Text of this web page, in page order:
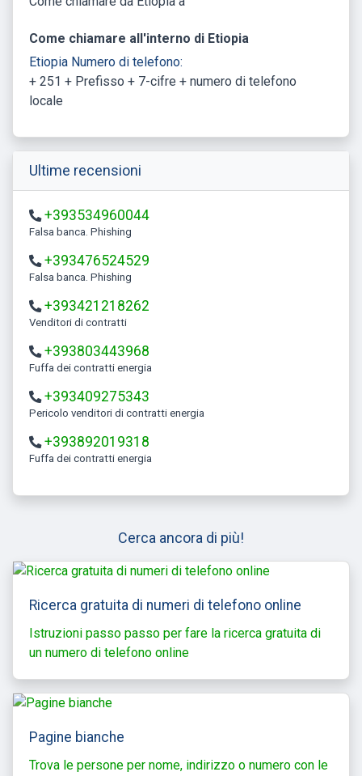
Come chiamare all'interno di Etiopia
Etiopia Numero di telefono:
+ 251 + Prefisso + 7-cifre + numero di telefono
locale
Ultime recensioni
+393534960044
Falsa banca. Phishing
+393476524529
Falsa banca. Phishing
+393421218262
Venditori di contratti
+393803443968
Fuffa dei contratti energia
+393409275343
Pericolo venditori di contratti energia
+393892019318
Fuffa dei contratti energia
Cerca ancora di più!
Ricerca gratuita di numeri di telefono online
Istruzioni passo passo per fare la ricerca gratuita di
un numero di telefono online
Pagine bianche
Trova le persone per nome, indirizzo o numero con le